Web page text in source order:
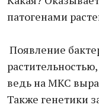
патогенами
Появление
ведь на МКС
Также генетики